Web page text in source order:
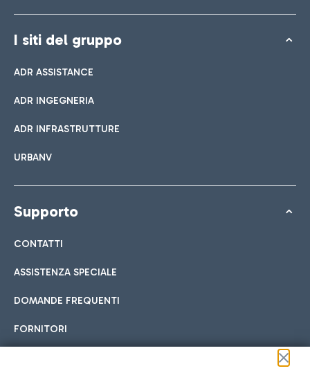
I siti del gruppo
ADR ASSISTANCE
ADR INGEGNERIA
ADR INFRASTRUTTURE
URBANV
Supporto
CONTATTI
ASSISTENZA SPECIALE
DOMANDE FREQUENTI
FORNITORI